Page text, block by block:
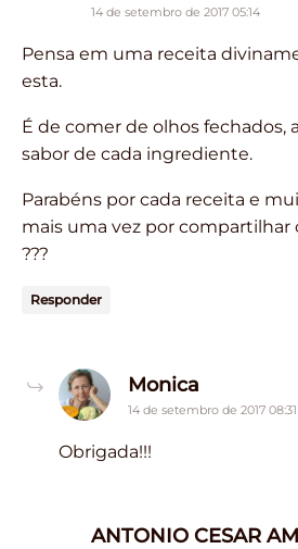
14 de setembro de 2017 05:14
Pensa em uma receita
esta.
É de comer de olhos fechados,
sabor de cada ingrediente.
Parabéns por cada receita e
mais uma vez por compartilhar
???
Responder
Monica
14 de setembro de 2017 08:31
Obrigada!!!
ANTONIO CESAR